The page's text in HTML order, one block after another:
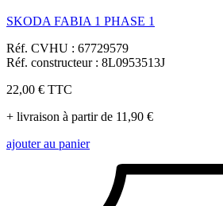
SKODA FABIA 1 PHASE 1
Réf. CVHU : 67729579
Réf. constructeur : 8L0953513J
22,00 € TTC
+ livraison à partir de 11,90 €
ajouter au panier